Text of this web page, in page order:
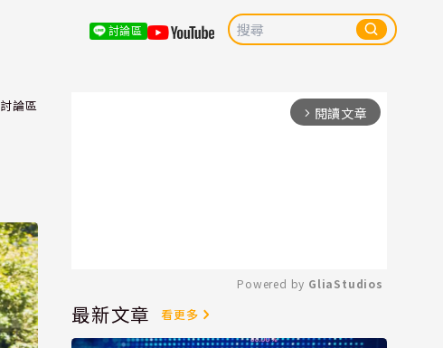
討論區
討論區 arrow_forward_ios 閱讀文章
Mute
Powered by GliaStudios
最新文章 看更多